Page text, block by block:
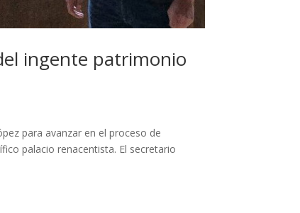
ingente patrimonio
para avanzar en el proceso de
palacio renacentista. El secretario